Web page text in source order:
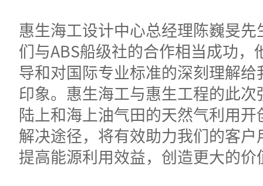
惠生海工设计中心总经理陈巍旻
们与ABS船级社的合作相当成功，
导和对国际专业标准的深刻理解
印象。惠生海工与惠生工程的此
陆上和海上油气田的天然气利用
解决途径，将有效助力我们的客
提高能源利用效益，创造更大的